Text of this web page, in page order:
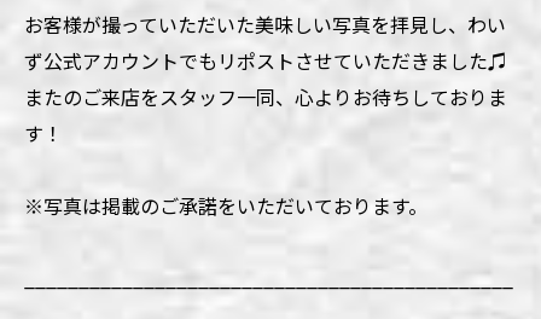
お客様が撮っていただいた美味しい写真を拝見し、わい
ず公式アカウントでもリポストさせていただきました♫
またのご来店をスタッフ一同、心よりお待ちしておりま
す！
※写真は掲載のご承諾をいただいております。
_____________________________________________